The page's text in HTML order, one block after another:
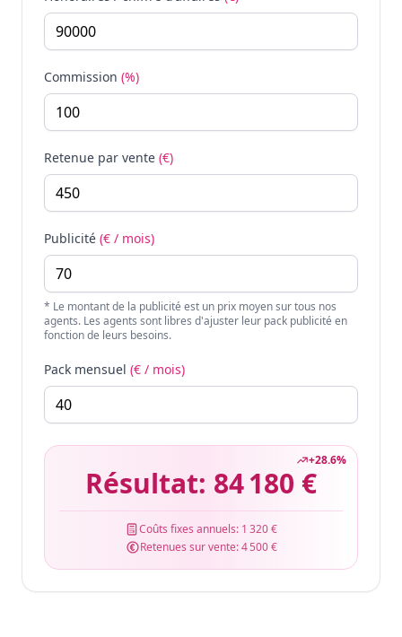
Commission (%)
Retenue par vente (€)
Publicité (€ / mois)
* Le montant de la publicité est un prix moyen sur tous nos
agents. Les agents sont libres d'ajuster leur pack publicité en
fonction de leurs besoins.
Pack mensuel (€ / mois)
+28.6%
Résultat: 84 180 €
Coûts fixes annuels: 1 320 €
Retenues sur vente:4 500 €